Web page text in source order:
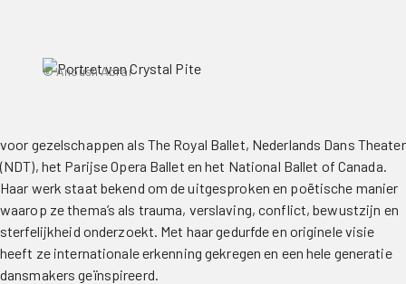
© Anoush Abrar
voor gezelschappen als The Royal Ballet, Nederlands Dans Theater
(NDT), het Parijse Opera Ballet en het National Ballet of Canada.
Haar werk staat bekend om de uitgesproken en poëtische manier
waarop ze thema’s als trauma, verslaving, conflict, bewustzijn en
sterfelijkheid onderzoekt. Met haar gedurfde en originele visie
heeft ze internationale erkenning gekregen en een hele generatie
dansmakers geïnspireerd.